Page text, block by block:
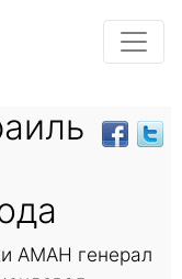
АМАН генерал